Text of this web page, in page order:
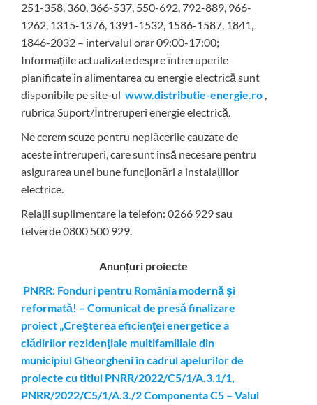
251-358, 360, 366-537, 550-692, 792-889, 966-
1262, 1315-1376, 1391-1532, 1586-1587, 1841,
1846-2032 – intervalul orar 09:00-17:00;
Informațiile actualizate despre întreruperile
planificate în alimentarea cu energie electrică sunt
disponibile pe site-ul www.distributie-energie.ro ,
rubrica Suport/Întreruperi energie electrică.
Ne cerem scuze pentru neplăcerile cauzate de
aceste întreruperi, care sunt însă necesare pentru
asigurarea unei bune funcționări a instalațiilor
electrice.
Relații suplimentare la telefon: 0266 929 sau
telverde 0800 500 929.
Anunțuri proiecte
PNRR: Fonduri pentru România modernă şi
reformată! – Comunicat de presă finalizare
proiect „Creşterea eficienţei energetice a
clădirilor rezidenţiale multifamiliale din
municipiul Gheorgheni în cadrul apelurilor de
proiecte cu titlul PNRR/2022/C5/1/A.3.1/1,
PNRR/2022/C5/1/A.3./2 Componenta C5 – Valul